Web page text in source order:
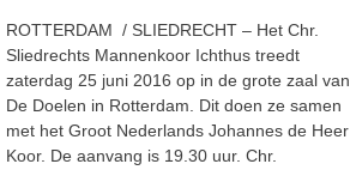
ROTTERDAM / SLIEDRECHT – Het Chr.
Sliedrechts Mannenkoor Ichthus treedt
zaterdag 25 juni 2016 op in de grote zaal van
De Doelen in Rotterdam. Dit doen ze samen
met het Groot Nederlands Johannes de Heer
Koor. De aanvang is 19.30 uur. Chr.